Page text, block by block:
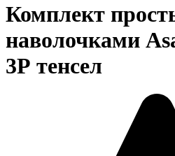
Комплект
наволочками
3Р тенсел